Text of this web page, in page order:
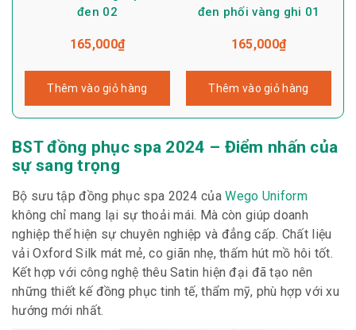
đen 02
165,000₫
Thêm vào giỏ hàng
đen phối vàng ghi 01
165,000₫
Thêm vào giỏ hàng
BST đồng phục spa 2024 – Điểm nhấn của
sự sang trọng
Bộ sưu tập đồng phục spa 2024 củaWego Uniform
không chỉ mang lại sự thoải mái. Mà còn giúp doanh
nghiệp thể hiện sự chuyên nghiệp và đẳng cấp. Chất liệu
vải Oxford Silk mát mẻ, co giãn nhẹ, thấm hút mồ hôi tốt.
Kết hợp với công nghệ thêu Satin hiện đại đã tạo nên
những thiết kế đồng phục tinh tế, thẩm mỹ, phù hợp với xu
hướng mới nhất.